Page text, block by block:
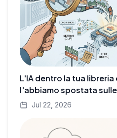
L'IA dentro la tua
l'abbiamo spostata sulle
Jul 22, 2026